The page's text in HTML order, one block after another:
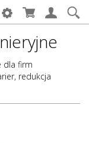
dla firm
redukcja